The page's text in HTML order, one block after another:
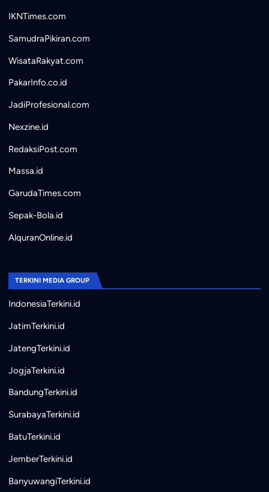
IKNTimes.com
SamudraPikiran.com
WisataRakyat.com
PakarInfo.co.id
JadiProfesional.com
Nexzine.id
RedaksiPost.com
Massa.id
GarudaTimes.com
Sepak-Bola.id
AlquranOnline.id
TERKINI MEDIA GROUP
IndonesiaTerkini.id
JatimTerkini.id
JatengTerkini.id
JogjaTerkini.id
BandungTerkini.id
SurabayaTerkini.id
BatuTerkini.id
JemberTerkini.id
BanyuwangiTerkini.id